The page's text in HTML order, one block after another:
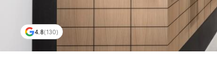
4.8(130)